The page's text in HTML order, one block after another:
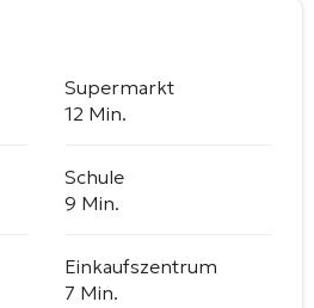
Supermarkt
12 Min.
Schule
9 Min.
Einkaufszentrum
7 Min.